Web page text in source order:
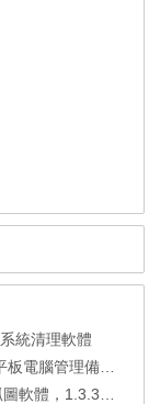
統清理軟體
理備份還原軟體
1.3.315 安裝版